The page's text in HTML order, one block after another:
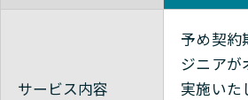
サービス内容
予め契約
ジニアが
実施いた